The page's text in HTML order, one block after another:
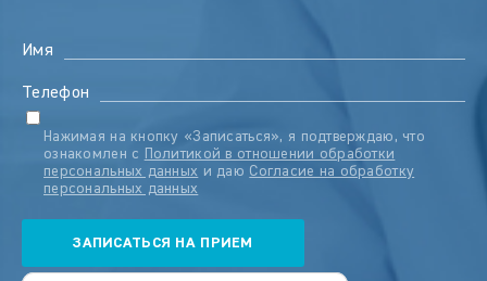
Имя
Телефон
Нажимая на кнопку «Записаться», я подтверждаю, что
ознакомлен с
Политикой в отношении обработки
персональных данных и даю Согласие на обработку
персональных данных